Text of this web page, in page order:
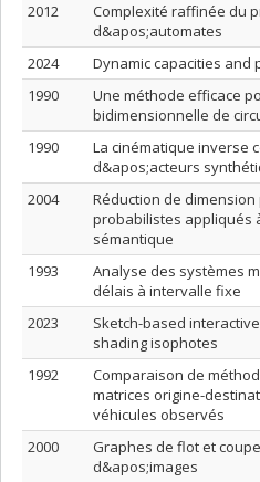
2012
Complexité raffinée du
d&apos;automates
2024
Dynamic capacities and
1990
Une méthode efficace
bidimensionnelle de
1990
La cinématique inverse
d&apos;acteurs
2004
Réduction de
probabilistes appliqués
sémantique
1993
Analyse des systèmes
délais à intervalle fixe
2023
Sketch-based
shading isophotes
1992
Comparaison de
matrices origine-
véhicules observés
2000
Graphes de flot et
d&apos;images